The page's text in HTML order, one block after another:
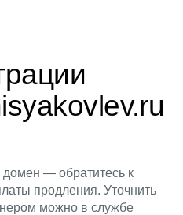
домен — обратитесь к
продления. Уточнить
можно в службе